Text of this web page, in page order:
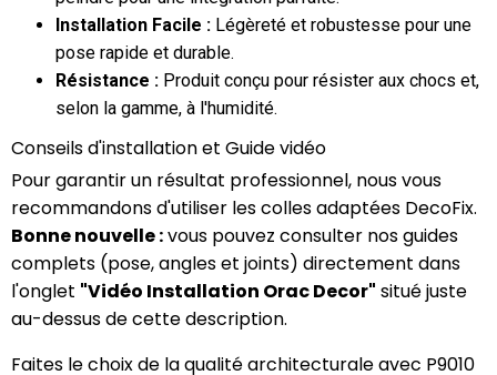
Installation Facile : Légèreté et robustesse pour une
pose rapide et durable.
Résistance : Produit conçu pour résister aux chocs et,
selon la gamme, à l'humidité.
Conseils d'installation et Guide vidéo
Pour garantir un résultat professionnel, nous vous
recommandons d'utiliser les colles adaptées DecoFix.
Bonne nouvelle :vous pouvez consulter nos guides
complets (pose, angles et joints) directement dans
l'onglet "Vidéo Installation Orac Decor" situé juste
au-dessus de cette description.
Faites le choix de la qualité architecturale avec P9010